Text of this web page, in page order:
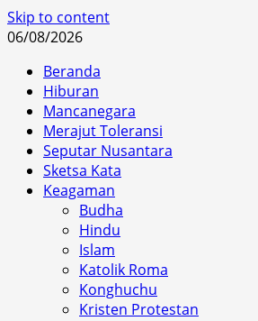
Skip to content
06/08/2026
Beranda
Hiburan
Mancanegara
Merajut Toleransi
Seputar Nusantara
Sketsa Kata
Keagaman
Budha
Hindu
Islam
Katolik Roma
Konghuchu
Kristen Protestan